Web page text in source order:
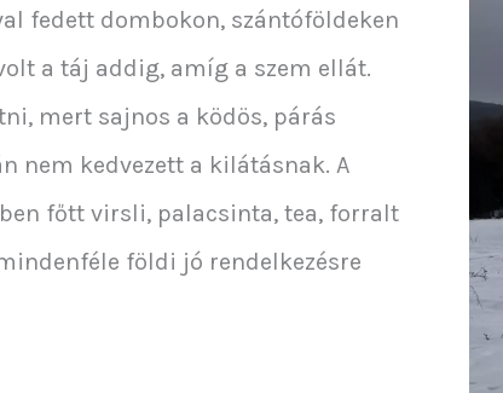
fedett dombokon, szántóföldeken
a táj addig, amíg a szem ellát.
mert sajnos a ködös, párás
nem kedvezett a kilátásnak. A
főtt virsli, palacsinta, tea, forralt
földi jó rendelkezésre